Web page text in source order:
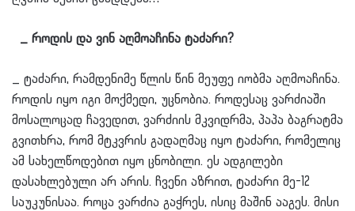
_ როდის და ვინ აღმოაჩინა ტაძარი?
_ ტაძარი, რამდენიმე წლის წინ მეუფე იობმა აღმოაჩინა.
როდის იყო იგი მოქმედი, უცნობია. როდესაც ვარძიაში
მოსალოცად ჩავედით, ვარძიის მკვიდრმა, პაპა ბაგრატმა
გვითხრა, რომ მტკვრის გადაღმაც იყო ტაძარი, რომელიც
ამ სახელწოდებით იყო ცნობილი. ეს ადგილები
დასახლებული არ არის. ჩვენი აზრით, ტაძარი მე-12
საუკუნისაა. როცა ვარძია გაჭრეს, ისიც მაშინ ააგეს. მისი